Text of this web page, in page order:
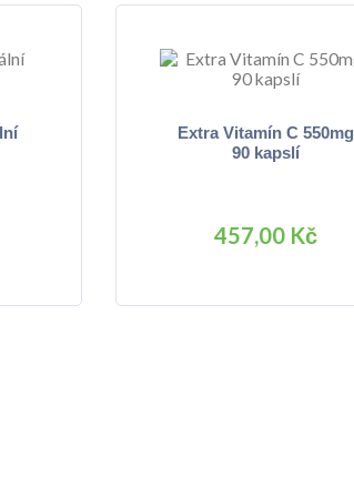
Extra Vitamín C 550mg
90 kapslí
457,00 Kč